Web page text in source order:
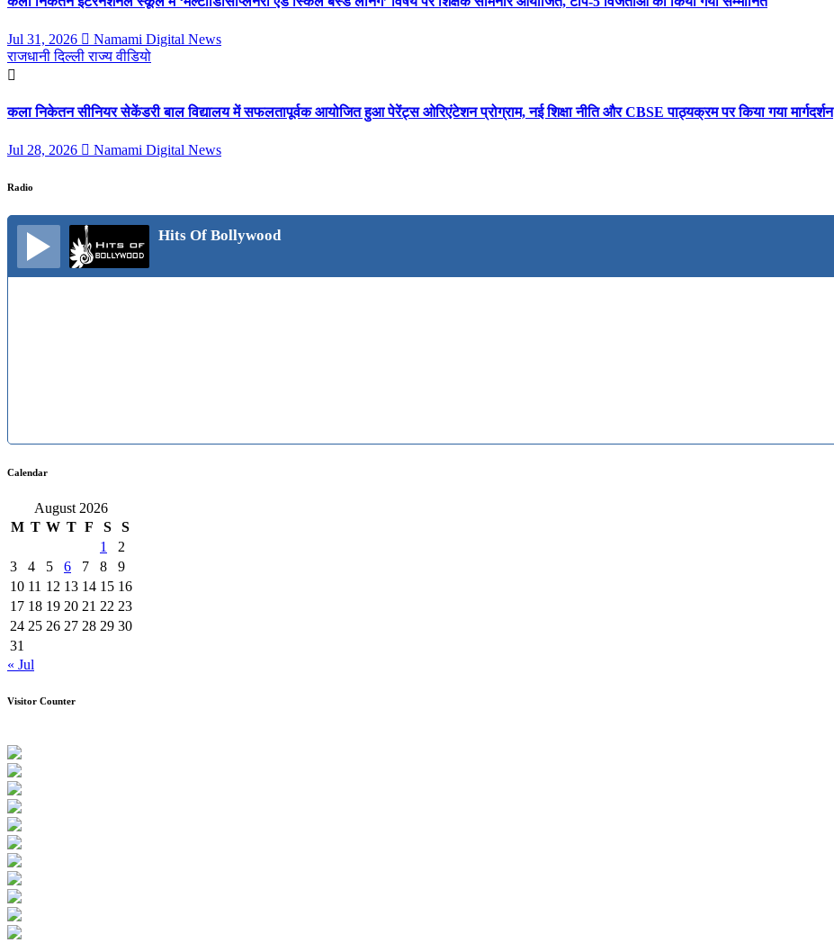
Jul 31, 2026
Namami Digital News
राजधानी दिल्लीराज्यवीडियो
कला निकेतन सीनियर सेकेंडरी बाल विद्यालय में सफलतापूर्वक आयोजित हुआ पेरेंट्स ओरिएंटेशन प्रोग्राम, नई शिक्षा नीति और CBSE पाठ्यक्रम पर किया गया मार्गदर्शन
Jul 28, 2026 Namami Digital News
Radio
Hits Of Bollywood
Calendar
August 2026
M T W T F S
S
1
2
3
4 5 6 7 8
9
10 11 12 13 14 15 16
17 18 19 20 21 22 23
24 25 26 27 28 29 30
31
« Jul
Visitor Counter